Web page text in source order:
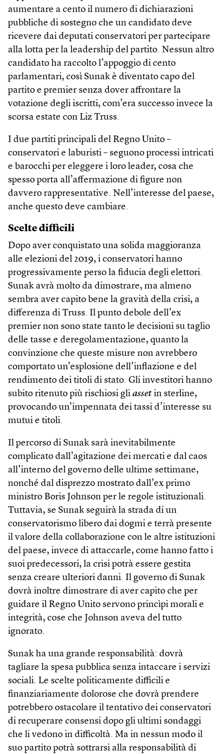
aumentare a cento il numero di dichiarazioni
pubbliche di sostegno che un candidato deve
ricevere dai deputati conservatori per partecipare
alla lotta per la leadership del partito. Nessun altro
candidato ha raccolto l’appoggio di cento
parlamentari, così Sunak è diventato capo del
partito e premier senza dover affrontare la
votazione degli iscritti, com’era successo invece la
scorsa estate con Liz Truss.
I due partiti principali del Regno Unito –
conservatori e laburisti – seguono processi intricati
e barocchi per eleggere i loro leader, cosa che
spesso porta all’affermazione di figure non
davvero rappresentative. Nell’interesse del paese,
anche questo deve cambiare.
Scelte difficili
Dopo aver conquistato una solida maggioranza
alle elezioni del 2019, i conservatori hanno
progressivamente perso la fiducia degli elettori.
Sunak avrà molto da dimostrare, ma almeno
sembra aver capito bene la gravità della crisi, a
differenza di Truss. Il punto debole dell’ex
premier non sono state tanto le decisioni su taglio
delle tasse e deregolamentazione, quanto la
convinzione che queste misure non avrebbero
comportato un’esplosione dell’inflazione e del
rendimento dei titoli di stato. Gli investitori hanno
subito ritenuto più rischiosi gli asset in sterline,
provocando un’impennata dei tassi d’interesse su
mutui e titoli.
Il percorso di Sunak sarà inevitabilmente
complicato dall’agitazione dei mercati e dal caos
all’interno del governo delle ultime settimane,
nonché dal disprezzo mostrato dall’ex primo
ministro Boris Johnson per le regole istituzionali.
Tuttavia, se Sunak seguirà la strada di un
conservatorismo libero dai dogmi e terrà presente
il valore della collaborazione con le altre istituzioni
del paese, invece di attaccarle, come hanno fatto i
suoi predecessori, la crisi potrà essere gestita
senza creare ulteriori danni. Il governo di Sunak
dovrà inoltre dimostrare di aver capito che per
guidare il Regno Unito servono princìpi morali e
integrità, cose che Johnson aveva del tutto
ignorato.
Sunak ha una grande responsabilità: dovrà
tagliare la spesa pubblica senza intaccare i servizi
sociali. Le scelte politicamente difficili e
finanziariamente dolorose che dovrà prendere
potrebbero ostacolare il tentativo dei conservatori
di recuperare consensi dopo gli ultimi sondaggi
che li vedono in difficoltà. Ma in nessun modo il
suo partito potrà sottrarsi alla responsabilità di